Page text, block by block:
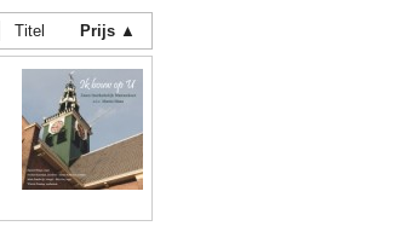
Titel Prijs ▲